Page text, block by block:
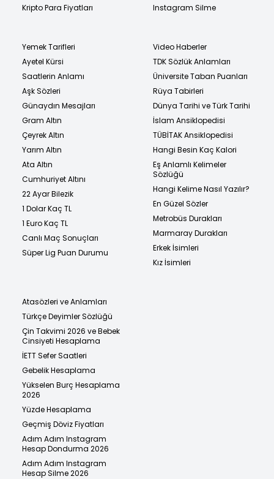
Kripto Para Fiyatları
Instagram Silme
Yemek Tarifleri
Ayetel Kürsi
Saatlerin Anlamı
Aşk Sözleri
Günaydın Mesajları
Gram Altın
Çeyrek Altın
Yarım Altın
Ata Altın
Cumhuriyet Altını
22 Ayar Bilezik
1 Dolar Kaç TL
1 Euro Kaç TL
Canlı Maç Sonuçları
Süper Lig Puan Durumu
Video Haberler
TDK Sözlük Anlamları
Üniversite Taban Puanları
Rüya Tabirleri
Dünya Tarihi ve Türk Tarihi
İslam Ansiklopedisi
TÜBİTAK Ansiklopedisi
Hangi Besin Kaç Kalori
Eş Anlamlı Kelimeler
Sözlüğü
Hangi Kelime Nasıl Yazılır?
En Güzel Sözler
Metrobüs Durakları
Marmaray Durakları
Erkek İsimleri
Kız İsimleri
Atasözleri ve Anlamları
Türkçe Deyimler Sözlüğü
Çin Takvimi 2026 ve Bebek
Cinsiyeti Hesaplama
İETT Sefer Saatleri
Gebelik Hesaplama
Yükselen Burç Hesaplama
2026
Yüzde Hesaplama
Geçmiş Döviz Fiyatları
Adım Adım Instagram
Hesap Dondurma 2026
Adım Adım Instagram
Hesap Silme 2026